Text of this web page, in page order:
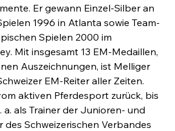
Er gewann Einzel-Silber an
1996 in Atlanta sowie Team-
Spielen 2000 im
Mit insgesamt 13 EM-Medaillen,
Auszeichnungen, ist Melliger
EM-Reiter aller Zeiten.
aktiven Pferdesport zurück, bis
a. als Trainer der Junioren- und
des Schweizerischen Verbandes